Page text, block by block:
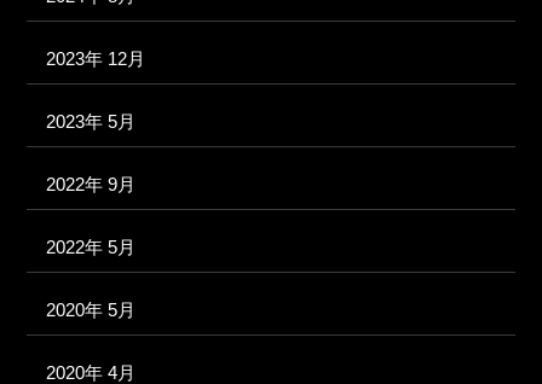
2023年 12月
2023年 5月
2022年 9月
2022年 5月
2020年 5月
2020年 4月